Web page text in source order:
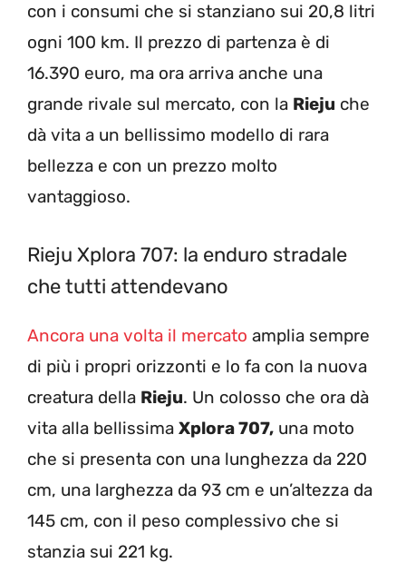
con i consumi che si stanziano sui 20,8 litri
ogni 100 km. Il prezzo di partenza è di
16.390 euro, ma ora arriva anche una
grande rivale sul mercato, con la Rieju che
dà vita a un bellissimo modello di rara
bellezza e con un prezzo molto
vantaggioso.
Rieju Xplora 707: la enduro stradale
che tutti attendevano
Ancora una volta il mercato amplia sempre
di più i propri orizzonti e lo fa con la nuova
creatura della Rieju. Un colosso che ora dà
vita alla bellissima Xplora 707, una moto
che si presenta con una lunghezza da 220
cm, una larghezza da 93 cm e un’altezza da
145 cm, con il peso complessivo che si
stanzia sui 221 kg.